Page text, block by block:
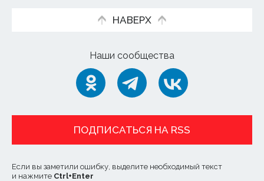
НАВЕРХ
Наши сообщества
ПОДПИСАТЬСЯ НА RSS
Если вы заметили ошибку, выделите необходимый текст
и нажмите Ctrl+Enter